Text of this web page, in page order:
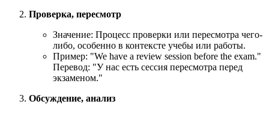
Проверка, пересмотр
Значение: Процесс проверки или пересмотра чего-
либо, особенно в контексте учебы или работы.
Пример: "We have a review session before the exam."
Перевод: "У нас есть сессия пересмотра перед
экзаменом."
Обсуждение, анализ